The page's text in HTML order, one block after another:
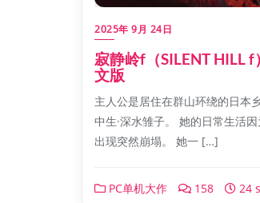
2025年 9月 24日
寂静岭f（SILENT HILL f
文版
主人公是居住在群山环绕的日本
中生·深水雏子。 她的日常生活
出现突然崩塌。 她一 […]
PC单机大作 158 24